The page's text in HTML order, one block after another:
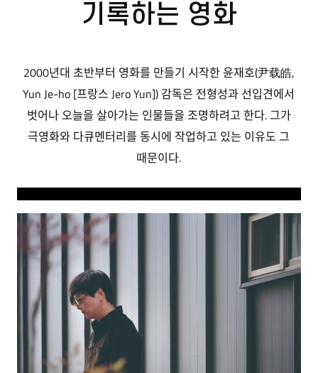
기록하는 영화
2000년대 초반부터 영화를 만들기 시작한 윤재호(尹载皓,
Yun Je-ho [프랑스 Jero Yun]) 감독은 전형성과 선입견에서
벗어나 오늘을 살아가는 인물들을 조명하려고 한다. 그가
극영화와 다큐멘터리를 동시에 작업하고 있는 이유도 그
때문이다.